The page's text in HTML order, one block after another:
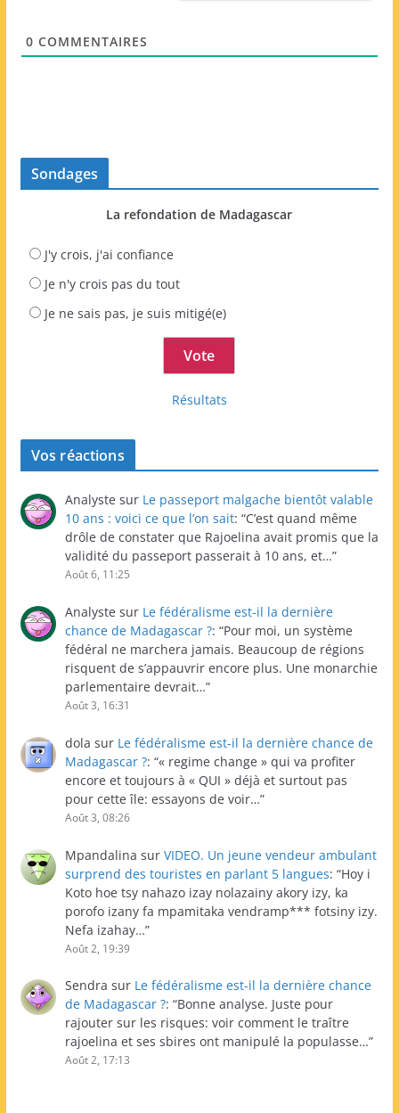
0 COMMENTAIRES
Sondages
La refondation de Madagascar
J'y crois, j'ai confiance
Je n'y crois pas du tout
Je ne sais pas, je suis mitigé(e)
Résultats
Vos réactions
Analyste sur Le passeport malgache bientôt valable
10 ans : voici ce que l’on sait: “C’est quand même
drôle de constater que Rajoelina avait promis que la
validité du passeport passerait à 10 ans, et…”
Août 6, 11:25
Analyste sur Le fédéralisme est-il la dernière
chance de Madagascar ?: “Pour moi, un système
fédéral ne marchera jamais. Beaucoup de régions
risquent de s’appauvrir encore plus. Une monarchie
parlementaire devrait…”
Août 3, 16:31
dola sur Le fédéralisme est-il la dernière chance de
Madagascar ?: “« regime change » qui va profiter
encore et toujours à « QUI » déjà et surtout pas
pour cette île: essayons de voir…”
Août 3, 08:26
Mpandalina sur VIDEO. Un jeune vendeur ambulant
surprend des touristes en parlant 5 langues: “Hoy i
Koto hoe tsy nahazo izay nolazainy akory izy, ka
porofo izany fa mpamitaka vendramp*** fotsiny izy.
Nefa izahay…”
Août 2, 19:39
Sendra sur Le fédéralisme est-il la dernière chance
de Madagascar ?: “Bonne analyse. Juste pour
rajouter sur les risques: voir comment le traître
rajoelina et ses sbires ont manipulé la populasse…”
Août 2, 17:13